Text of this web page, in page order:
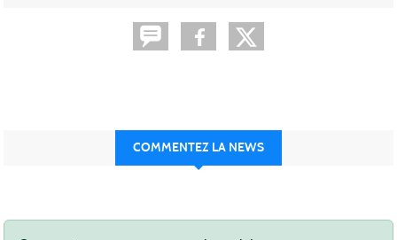
COMMENTEZ LA NEWS